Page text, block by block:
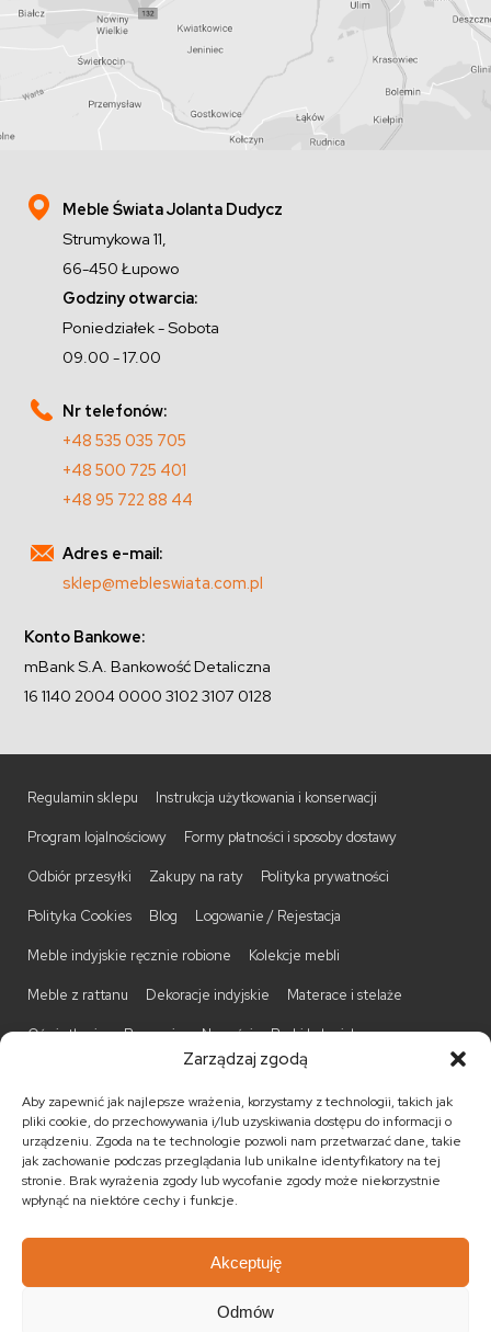
Zarządzaj zgodą
Aby zapewnić jak najlepsze wrażenia, korzystamy z technologii, takich jak
pliki cookie, do przechowywania i/lub uzyskiwania dostępu do informacji o
urządzeniu. Zgoda na te technologie pozwoli nam przetwarzać dane, takie
jak zachowanie podczas przeglądania lub unikalne identyfikatory na tej
stronie. Brak wyrażenia zgody lub wycofanie zgody może niekorzystnie
wpłynąć na niektóre cechy i funkcje.
Akceptuję
Odmów
Meble Świata Jolanta Dudycz
Strumykowa 11,
66-450 Łupowo
Godziny otwarcia:
Poniedziałek - Sobota
09.00 - 17.00
Nr telefonów:
+48 535 035 705
+48 500 725 401
+48 95 722 88 44
Adres e-mail:
sklep@mebleswiata.com.pl
Konto Bankowe:
mBank S.A. Bankowość Detaliczna
16 1140 2004 0000 3102 3107 0128
Regulamin sklepu Instrukcja użytkowania i konserwacji
Program lojalnościowy Formy płatności i sposoby dostawy
Odbiór przesyłki Zakupy na raty Polityka prywatności
Polityka Cookies Blog Logowanie / Rejestacja
Meble indyjskie ręcznie robione Kolekcje mebli
Meble z rattanu Dekoracje indyjskie Materace i stelaże
Oświetlenie Promocje Nowości Barki kolonialne
Komody kolonialne Krzesła kolonialne
Kufry indyjskie Ławki kolonialne Łóżka kolonialne
Parawany kolonialne Półki kolonialne Regały kolonialne
Stojaki na CD Stoliki kawowe Stoliki nocne
MEBLE ŚWIATA